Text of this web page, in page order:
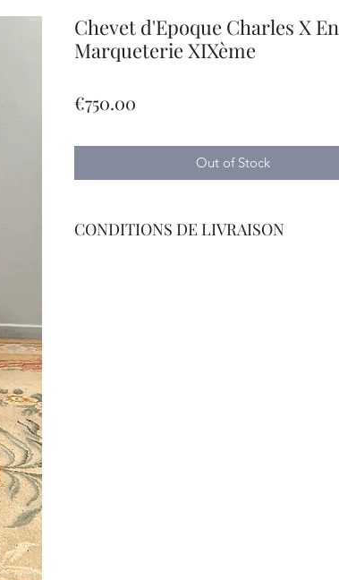
Chevet d'Epoque Charles X En
Marqueterie XIXème
€750.00
Out of Stock
CONDITIONS DE LIVRAISON